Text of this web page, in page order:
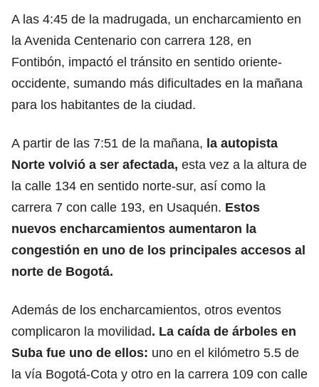
A las 4:45 de la madrugada, un encharcamiento en
la Avenida Centenario con carrera 128, en
Fontibón, impactó el tránsito en sentido oriente-
occidente, sumando más dificultades en la mañana
para los habitantes de la ciudad.
A partir de las 7:51 de la mañana, la autopista
Norte volvió a ser afectada, esta vez a la altura de
la calle 134 en sentido norte-sur, así como la
carrera 7 con calle 193, en Usaquén. Estos
nuevos encharcamientos aumentaron la
congestión en uno de los principales accesos al
norte de Bogotá.
Además de los encharcamientos, otros eventos
complicaron la movilidad. La caída de árboles en
Suba fue uno de ellos: uno en el kilómetro 5.5 de
la vía Bogotá-Cota y otro en la carrera 109 con calle